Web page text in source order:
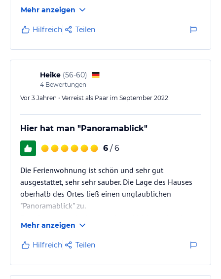
und sauber. Es ist ein perfekter Ort / Umgebung, um
eine Wanderung oder Radtour zu beginnen oder
einen Spaziergang ins Zentrum für eine gemütliche
Terrasse oder ein gutes Restaurant zu machen.
Mehr anzeigen
Hilfreich Teilen
Heike (56-60)
4 Bewertungen
Vor 3 Jahren • Verreist als Paar im September 2022
Hier hat man "Panoramablick"
6 / 6
Die Ferienwohnung ist schön und sehr gut
ausgestattet, sehr sehr sauber. Die Lage des Hauses
oberhalb des Ortes ließ einen unglaublichen
"Panoramablick" zu.
können das Haus nur weiterempfehlen.
Mehr anzeigen
Hilfreich Teilen